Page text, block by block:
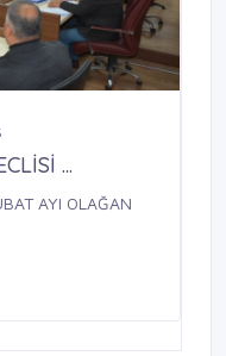
...
AYI OLAĞAN